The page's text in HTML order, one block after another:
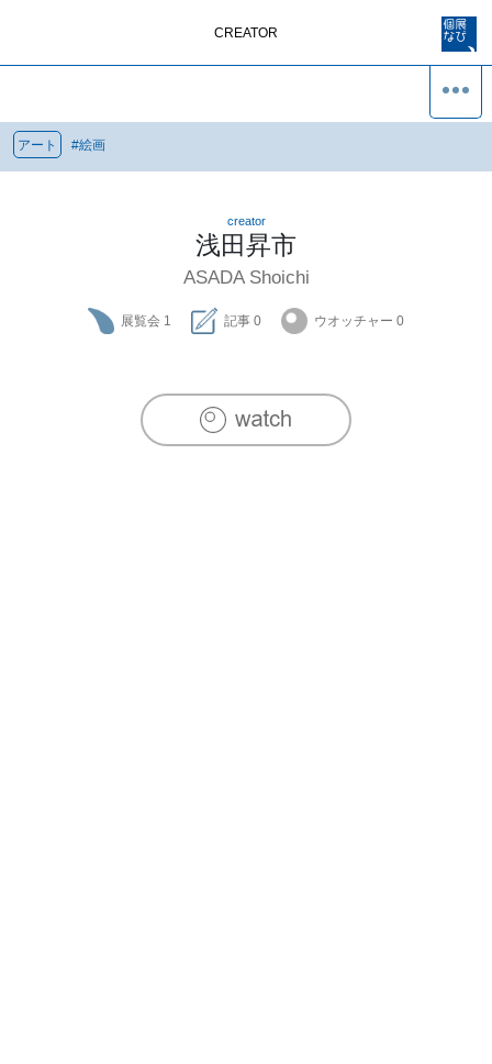
CREATOR
アート #絵画
creator
浅田昇市
ASADA Shoichi
展覧会 1 記事 0 ウオッチャー 0